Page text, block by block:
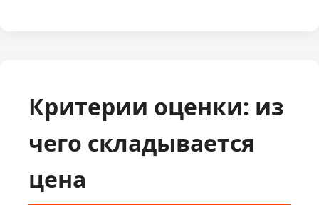
Критерии оценки: из
чего складывается
цена